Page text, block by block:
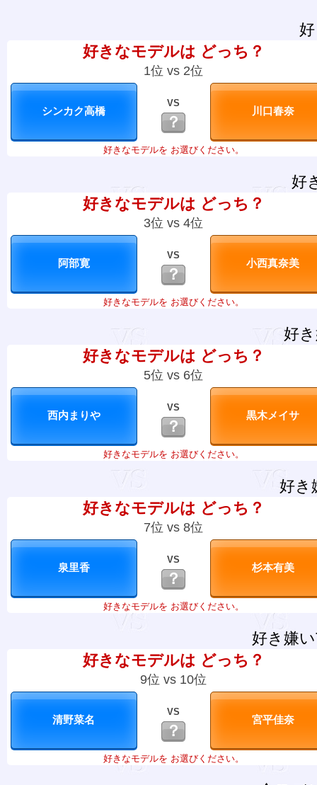
好きなモデルは どっち？
1位 vs 2位
VS
？
好きなモデルを お選びください。
好
好きなモデルは どっち？
3位 vs 4位
VS
？
好きなモデルを お選びください。
好
好きなモデルは どっち？
5位 vs 6位
VS
？
好きなモデルを お選びください。
好き
好きなモデルは どっち？
7位 vs 8位
VS
？
好きなモデルを お選びください。
好き嫌
好きなモデルは どっち？
9位 vs 10位
VS
？
好きなモデルを お選びください。